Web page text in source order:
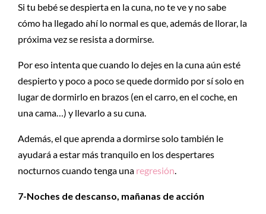
Si tu bebé se despierta en la cuna, no te ve y no sabe
cómo ha llegado ahí lo normal es que, además de llorar, la
próxima vez se resista a dormirse.
Por eso intenta que cuando lo dejes en la cuna aún esté
despierto y poco a poco se quede dormido por sí solo en
lugar de dormirlo en brazos (en el carro, en el coche, en
una cama…) y llevarlo a su cuna.
Además, el que aprenda a dormirse solo también le
ayudará a estar más tranquilo en los despertares
nocturnos cuando tenga una regresión.
7-Noches de descanso, mañanas de acción